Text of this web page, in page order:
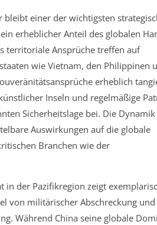
bleibt einer der wichtigsten
erheblicher Anteil des globalen
territoriale Ansprüche treffen auf
wie Vietnam, den Philippinen
erheblich
Inseln und regelmäßige
Sicherheitslage bei. Die
Auswirkungen auf die globale
Branchen wie der
in der Pazifikregion zeigt
von militärischer Abschreckung und
Während China seine globale